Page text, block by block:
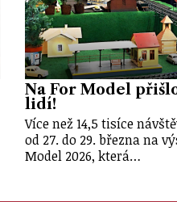
Na For Model
lidí!
Více než 14,5 tisíce
od 27. do 29. března na
Model 2026, která…